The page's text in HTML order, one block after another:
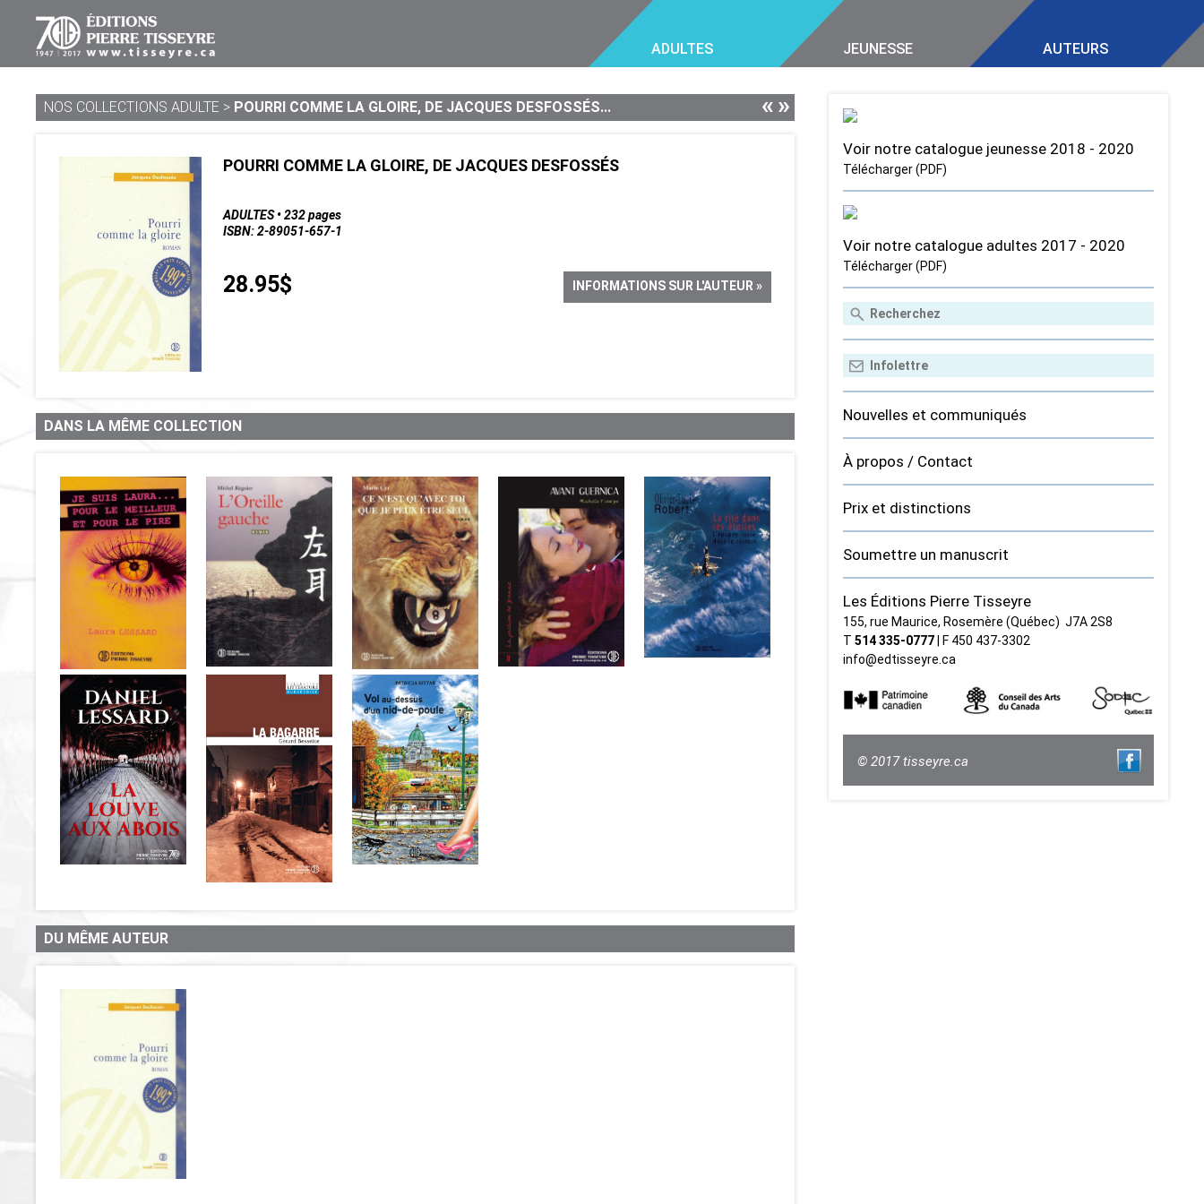
ADULTES JEUNESSE AUTEURS
NOS COLLECTIONS ADULTE > POURRI COMME LA GLOIRE, DE JACQUES DESFOSSÉS... «»
POURRI COMME LA GLOIRE, DE JACQUES DESFOSSÉS
ADULTES • 232 pages
ISBN: 2-89051-657-1
28.95$ INFORMATIONS SUR L'AUTEUR »
DANS LA MÊME COLLECTION
DU MÊME AUTEUR
Voir notre catalogue jeunesse 2018 - 2020
Télécharger (PDF)
Voir notre catalogue adultes 2017 - 2020
Télécharger (PDF)
Nouvelles et communiqués
À propos / Contact
Prix et distinctions
Soumettre un manuscrit
Les Éditions Pierre Tisseyre
155, rue Maurice, Rosemère (Québec) J7A 2S8
T 514 335‑0777| F 450 437‑3302
info@edtisseyre.ca
© 2017 tisseyre.ca